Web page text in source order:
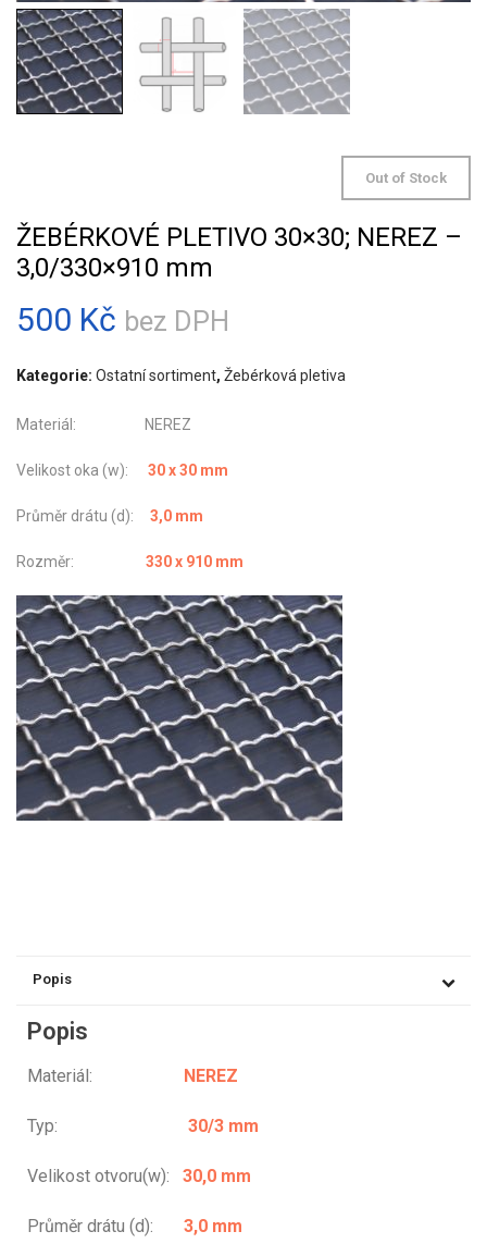
Out of Stock
ŽEBÉRKOVÉ PLETIVO 30×30; NEREZ –
3,0/330×910 mm
500 Kč bez DPH
Kategorie: Ostatní sortiment, Žebérková pletiva
Materiál: NEREZ
Velikost oka (w): 30 x 30 mm
Průměr drátu (d): 3,0 mm
Rozměr: 330 x 910 mm
Popis
Popis
Materiál: NEREZ
Typ: 30/3 mm
Velikost otvoru(w): 30,0 mm
Průměr drátu (d): 3,0 mm